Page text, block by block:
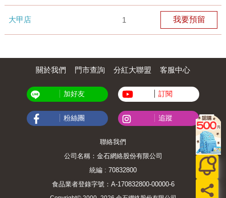
大甲店 1 我要預留
關於我們 門市查詢 分紅大聯盟 客服中心
加好友 訂閱
粉絲團 追蹤
聯絡我們
公司名稱：金石網絡股份有限公司
統編 : 70832800
食品業者登錄字號：A-170832800-00000-6